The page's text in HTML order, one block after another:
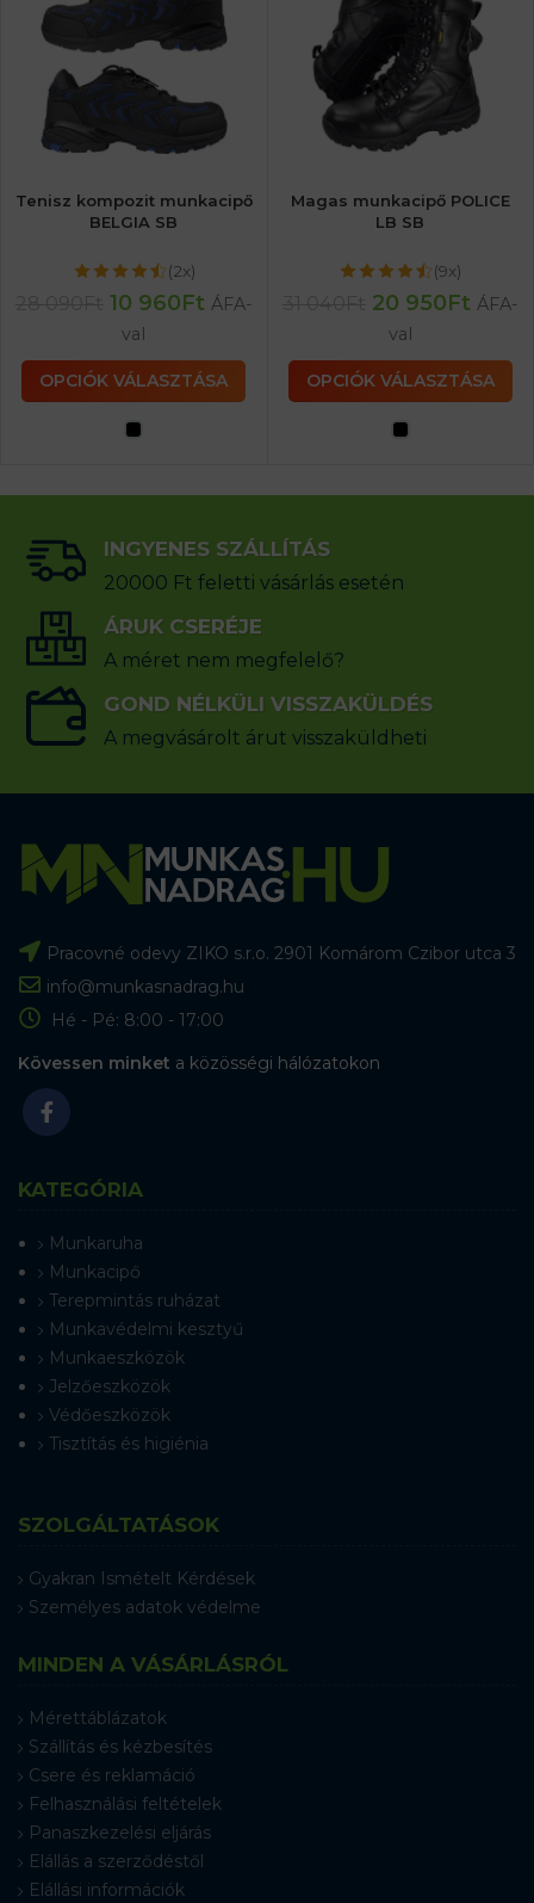
Tenisz kompozit munkacipő
BELGIA SB
(2x)
10 960Ft ÁFA-
val
OPCIÓK VÁLASZTÁSA
Magas munkacipő POLICE
LB SB
(9x)
20 950Ft ÁFA-
val
OPCIÓK VÁLASZTÁSA
INGYENES SZÁLLÍTÁS
20000 Ft feletti vásárlás esetén
ÁRUK CSERÉJE
A méret nem megfelelő?
GOND NÉLKÜLI VISSZAKÜLDÉS
A megvásárolt árut visszaküldheti
Pracovné odevy ZIKO s.r.o. 2901 Komárom Czibor utca 3
info@munkasnadrag.hu
Hé - Pé: 8:00 - 17:00
Kövessen minket a közösségi hálózatokon
KATEGÓRIA
Munkaruha
Munkacipő
Terepmintás ruházat
Munkavédelmi kesztyű
Munkaeszközök
Jelzőeszközök
Védőeszközök
Tisztítás és higiénia
SZOLGÁLTATÁSOK
Gyakran Ismételt Kérdések
Személyes adatok védelme
MINDEN A VÁSÁRLÁSRÓL
Mérettáblázatok
Szállítás és kézbesítés
Csere és reklamáció
Felhasználási feltételek
Panaszkezelési eljárás
Elállás a szerződéstől
Elállási információk